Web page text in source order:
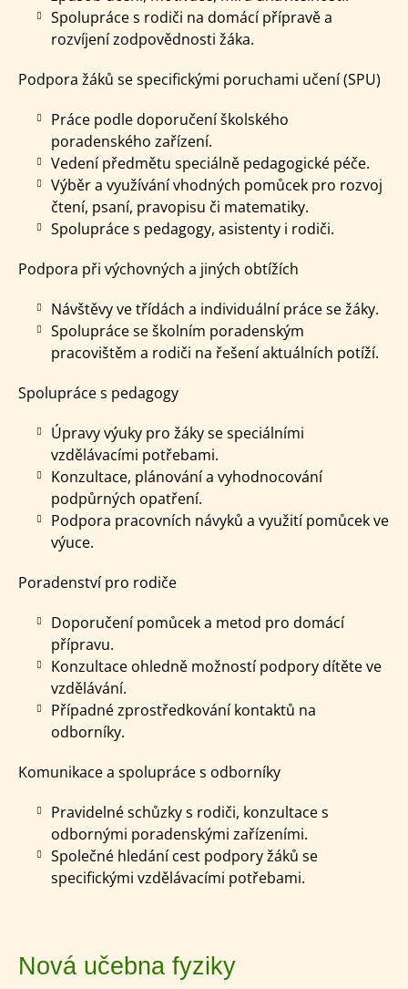
Spolupráce s rodiči na domácí přípravě a
rozvíjení zodpovědnosti žáka.
Podpora žáků se specifickými poruchami učení (SPU)
Práce podle doporučení školského
poradenského zařízení.
Vedení předmětu speciálně pedagogické péče.
Výběr a využívání vhodných pomůcek pro rozvoj
čtení, psaní, pravopisu či matematiky.
Spolupráce s pedagogy, asistenty i rodiči.
Podpora při výchovných a jiných obtížích
Návštěvy ve třídách a individuální práce se žáky.
Spolupráce se školním poradenským
pracovištěm a rodiči na řešení aktuálních potíží.
Spolupráce s pedagogy
Úpravy výuky pro žáky se speciálními
vzdělávacími potřebami.
Konzultace, plánování a vyhodnocování
podpůrných opatření.
Podpora pracovních návyků a využití pomůcek ve
výuce.
Poradenství pro rodiče
Doporučení pomůcek a metod pro domácí
přípravu.
Konzultace ohledně možností podpory dítěte ve
vzdělávání.
Případné zprostředkování kontaktů na
odborníky.
Komunikace a spolupráce s odborníky
Pravidelné schůzky s rodiči, konzultace s
odbornými poradenskými zařízeními.
Společné hledání cest podpory žáků se
specifickými vzdělávacími potřebami.
Nová učebna fyziky